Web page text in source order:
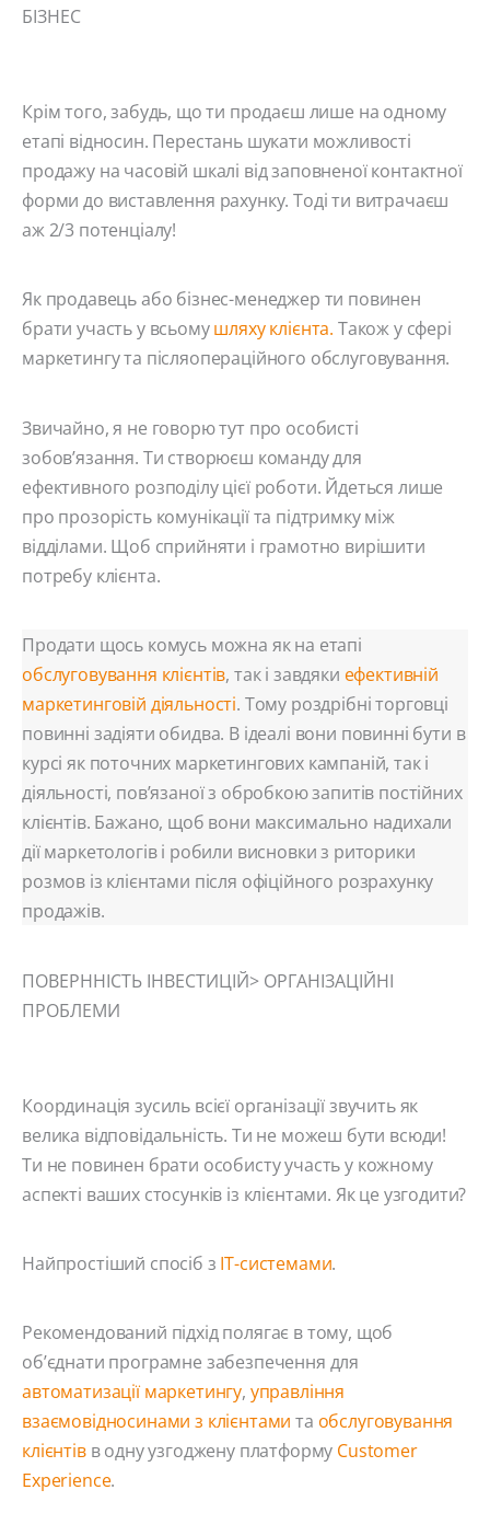
БІЗНЕС
Крім того, забудь, що ти продаєш лише на одному
етапі відносин. Перестань шукати можливості
продажу на часовій шкалі від заповненої контактної
форми до виставлення рахунку. Тоді ти витрачаєш
аж 2/3 потенціалу!
Як продавець або бізнес-менеджер ти повинен
брати участь у всьомушляху клієнта. Також у сфері
маркетингу та післяопераційного обслуговування.
Звичайно, я не говорю тут про особисті
зобов’язання. Ти створюєш команду для
ефективного розподілу цієї роботи. Йдеться лише
про прозорість комунікації та підтримку між
відділами. Щоб сприйняти і грамотно вирішити
потребу клієнта.
Продати щось комусь можна як на етапі
обслуговування клієнтів, так і завдяки ефективній
маркетинговій діяльності. Тому роздрібні торговці
повинні задіяти обидва. В ідеалі вони повинні бути в
курсі як поточних маркетингових кампаній, так і
діяльності, пов’язаної з обробкою запитів постійних
клієнтів. Бажано, щоб вони максимально надихали
дії маркетологів і робили висновки з риторики
розмов із клієнтами після офіційного розрахунку
продажів.
ПОВЕРННІСТЬ ІНВЕСТИЦІЙ> ОРГАНІЗАЦІЙНІ
ПРОБЛЕМИ
Координація зусиль всієї організації звучить як
велика відповідальність. Ти не можеш бути всюди!
Ти не повинен брати особисту участь у кожному
аспекті ваших стосунків із клієнтами. Як це узгодити?
Найпростіший спосіб з ІТ-системами.
Рекомендований підхід полягає в тому, щоб
об’єднати програмне забезпечення для
автоматизації маркетингу, управління
взаємовідносинами з клієнтами та обслуговування
клієнтівв одну узгоджену платформу Customer
Experience.